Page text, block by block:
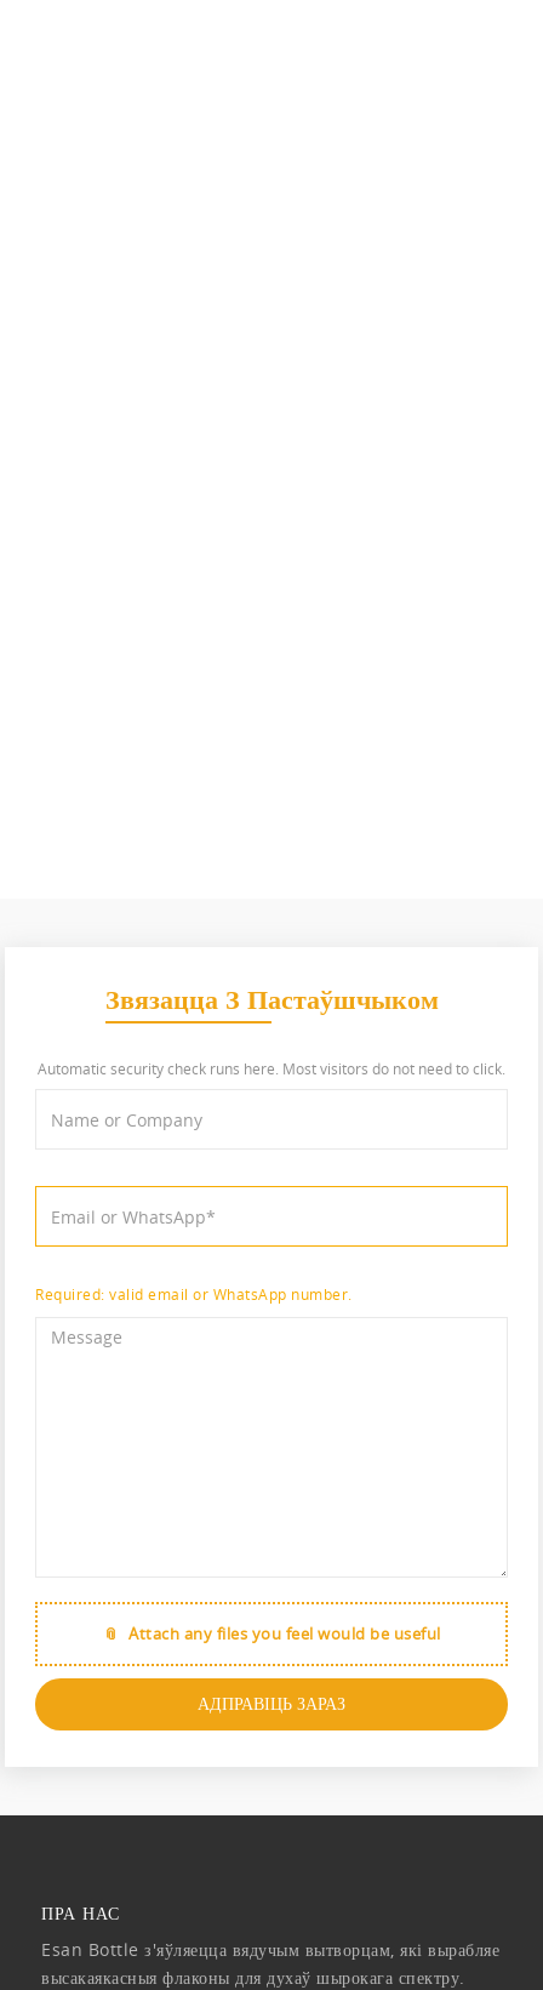
Звязацца З Пастаўшчыком
Automatic security check runs here. Most visitors do not need to click.
Required: valid email or WhatsApp number.
Attach any files you feel would be useful
АДПРАВІЦЬ ЗАРАЗ
ПРА НАС
Esan Bottle з'яўляецца вядучым вытворцам, які вырабляе
высакаякасныя флаконы для духаў шырокага спектру.